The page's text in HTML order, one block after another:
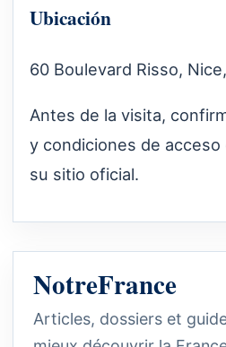
Ubicación
60 Boulevard Risso,
Antes de la visita,
y condiciones de
su sitio oficial.
NotreFrance
Articles, dossiers et